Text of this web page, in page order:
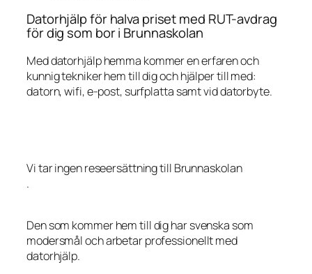
Datorhjälp för halva priset med RUT-avdrag
för dig som bor i Brunnaskolan
Med datorhjälp hemma kommer en erfaren och
kunnig tekniker hem till dig och hjälper till med:
datorn, wifi, e-post, surfplatta samt vid datorbyte.
Vi tar ingen reseersättning till Brunnaskolan
.
Den som kommer hem till dig har svenska som
modersmål och arbetar professionellt med
datorhjälp.